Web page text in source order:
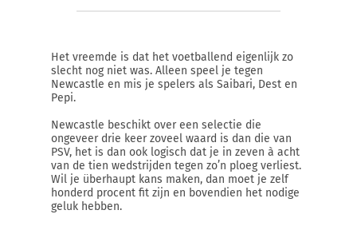
Het vreemde is dat het voetballend eigenlijk zo
slecht nog niet was. Alleen speel je tegen
Newcastle en mis je spelers als Saibari, Dest en
Pepi.
Newcastle beschikt over een selectie die
ongeveer drie keer zoveel waard is dan die van
PSV, het is dan ook logisch dat je in zeven à acht
van de tien wedstrijden tegen zo’n ploeg verliest.
Wil je überhaupt kans maken, dan moet je zelf
honderd procent fit zijn en bovendien het nodige
geluk hebben.